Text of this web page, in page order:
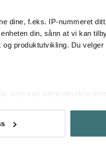
dine, f.eks. IP-nummeret
din, sånn at vi kan
produktutvikling. Du
som kan være nøyaktig
om
serie